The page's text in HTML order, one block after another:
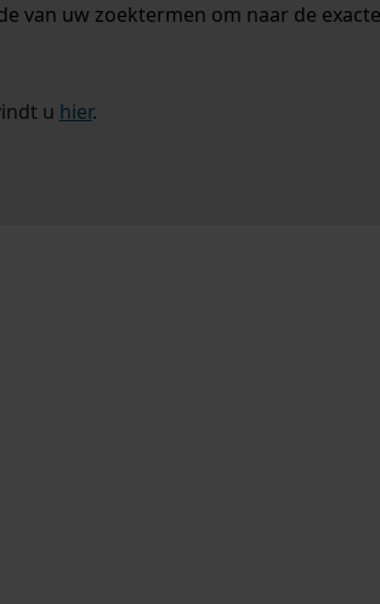
van uw zoektermen om naar de exacte
u hier.